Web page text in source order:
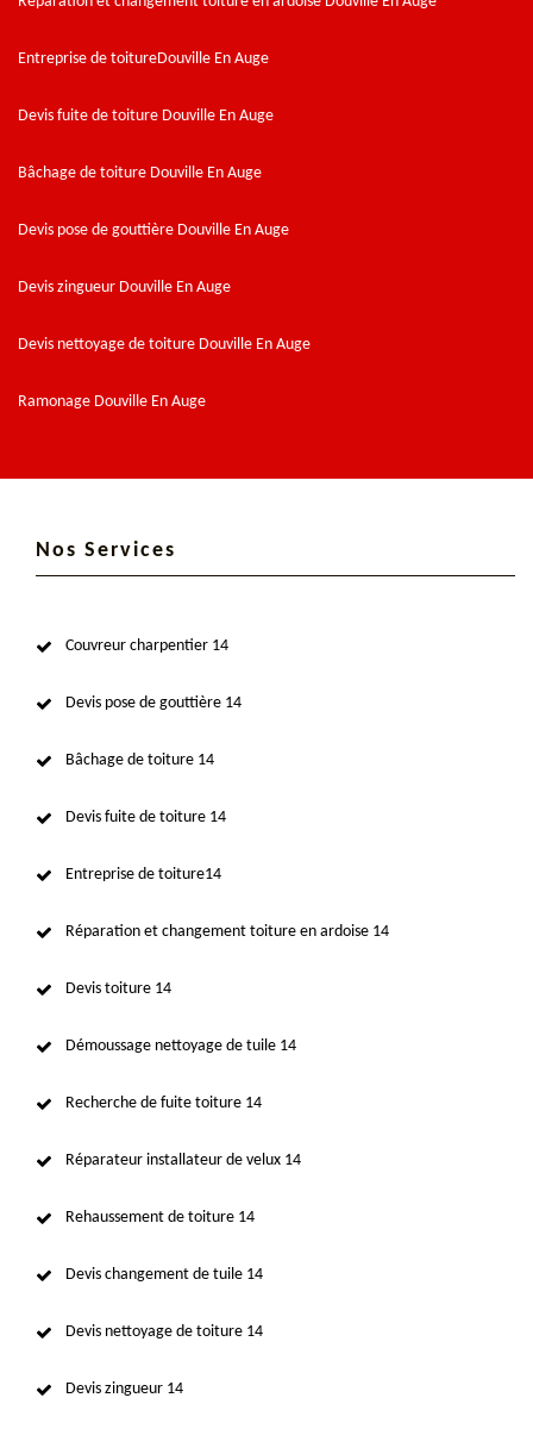
Entreprise de toitureDouville En Auge
Devis fuite de toiture Douville En Auge
Bâchage de toiture Douville En Auge
Devis pose de gouttière Douville En Auge
Devis zingueur Douville En Auge
Devis nettoyage de toiture Douville En Auge
Ramonage Douville En Auge
Nos Services
Couvreur charpentier 14
Devis pose de gouttière 14
Bâchage de toiture 14
Devis fuite de toiture 14
Entreprise de toiture14
Réparation et changement toiture en ardoise 14
Devis toiture 14
Démoussage nettoyage de tuile 14
Recherche de fuite toiture 14
Réparateur installateur de velux 14
Rehaussement de toiture 14
Devis changement de tuile 14
Devis nettoyage de toiture 14
Devis zingueur 14